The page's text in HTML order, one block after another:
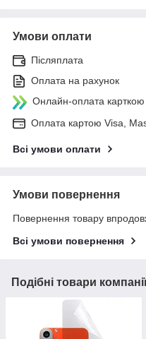
Умови оплати
Післяплата
Оплата на рахунок
Онлайн-оплата
Оплата картою Visa,
Всі умови оплати
Умови повернення
Повернення товару
Всі умови повернення
Подібні товари